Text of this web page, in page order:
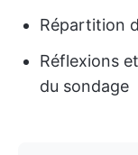
Répartition
Réflexions
du sondage